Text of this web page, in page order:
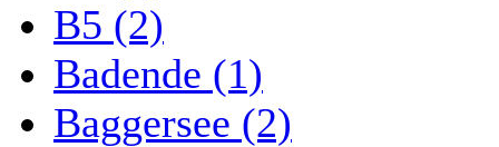
B5 (2)
Badende (1)
Baggersee (2)